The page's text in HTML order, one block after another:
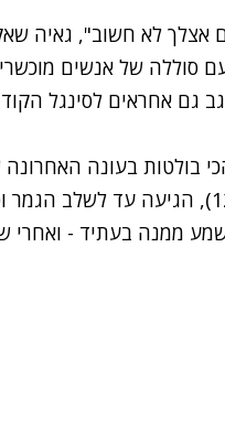
אצלך לא חשוב", גאיה
סוללה של אנשים
גם אחראים לסינגל
בולטות בעונה
(עונה חדשה, ממש בקרוב כאן אצלנו בקשת 12),
ממנה בעתיד - ואחרי